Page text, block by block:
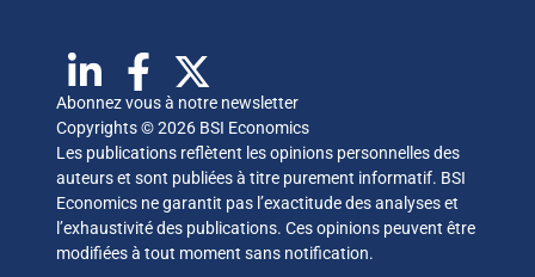
Abonnez vous à notre newsletter
Copyrights © 2026 BSI Economics
Les publications reflètent les opinions personnelles des
auteurs et sont publiées à titre purement informatif. BSI
Economics ne garantit pas l’exactitude des analyses et
l’exhaustivité des publications. Ces opinions peuvent être
modifiées à tout moment sans notification.